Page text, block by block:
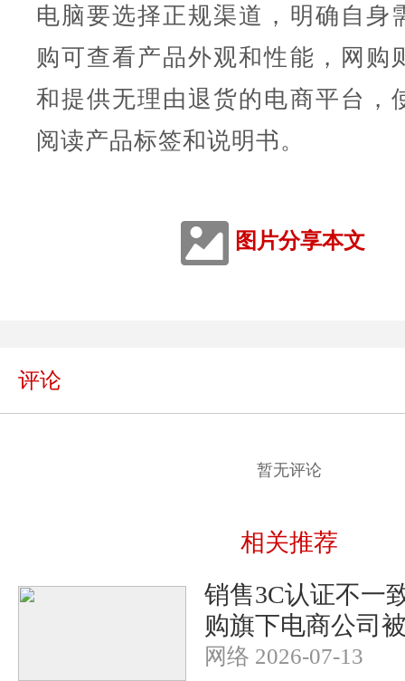
电脑要选择正规渠道，明确自身
购可查看产品外观和性能，网购
和提供无理由退货的电商平台，
阅读产品标签和说明书。
图片分享本文
评论
暂无评论
相关推荐
销售3C认证不一
购旗下电商公司
网络 2026-07-13